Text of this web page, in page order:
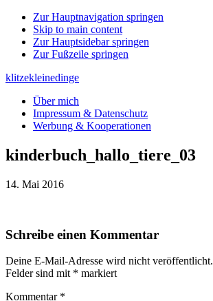
Zur Hauptnavigation springen
Skip to main content
Zur Hauptsidebar springen
Zur Fußzeile springen
klitzekleinedinge
Über mich
Impressum & Datenschutz
Werbung & Kooperationen
kinderbuch_hallo_tiere_03
14. Mai 2016
Leser-
Schreibe einen Kommentar
Deine E-Mail-Adresse wird nicht veröffentlicht.
Felder sind mit * markiert
Kommentar *